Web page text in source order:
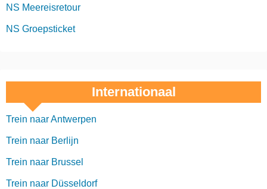
NS Meereisretour
NS Groepsticket
Internationaal
Trein naar Antwerpen
Trein naar Berlijn
Trein naar Brussel
Trein naar Düsseldorf